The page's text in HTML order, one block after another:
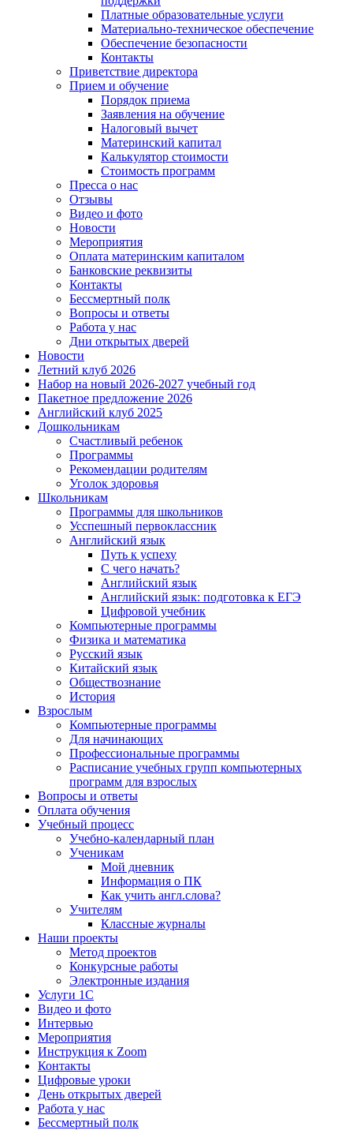
Платные образовательные услуги
Материально-техническое обеспечение
Обеспечение безопасности
Контакты
Приветствие директора
Прием и обучение
Порядок приема
Заявления на обучение
Налоговый вычет
Материнский капитал
Калькулятор стоимости
Стоимость программ
Пресса о нас
Отзывы
Видео и фото
Новости
Мероприятия
Оплата материнским капиталом
Банковские реквизиты
Контакты
Бессмертный полк
Вопросы и ответы
Работа у нас
Дни открытых дверей
Новости
Летний клуб 2026
Набор на новый 2026-2027 учебный год
Пакетное предложение 2026
Английский клуб 2025
Дошкольникам
Счастливый ребенок
Программы
Рекомендации родителям
Уголок здоровья
Школьникам
Программы для школьников
Усспешный первоклассник
Английский язык
Путь к успеху
С чего начать?
Английский язык
Английский язык: подготовка к ЕГЭ
Цифровой учебник
Компьютерные программы
Физика и математика
Русский язык
Китайский язык
Обществознание
История
Взрослым
Компьютерные программы
Для начинающих
Профессиональные программы
Расписание учебных групп компьютерных
программ для взрослых
Вопросы и ответы
Оплата обучения
Учебный процесс
Учебно-календарный план
Ученикам
Мой дневник
Информация о ПК
Как учить англ.слова?
Учителям
Классные журналы
Наши проекты
Метод проектов
Конкурсные работы
Электронные издания
Услуги 1C
Видео и фото
Интервью
Мероприятия
Инструкция к Zoom
Контакты
Цифровые уроки
День открытых дверей
Работа у нас
Бессмертный полк